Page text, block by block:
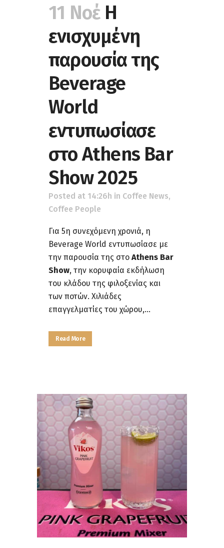
11 Νοέ Η
ενισχυμένη
παρουσία της
Beverage
World
εντυπωσίασε
στο Athens Bar
Show 2025
Posted at 14:26h in Coffee News,
Coffee People
Για 5η συνεχόμενη χρονιά, η
Beverage World εντυπωσίασε με
την παρουσία της στο Athens Bar
Show, την κορυφαία εκδήλωση
του κλάδου της φιλοξενίας και
των ποτών. Χιλιάδες
επαγγελματίες του χώρου,...
Read More